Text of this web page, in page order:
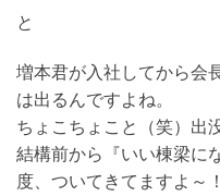
と
増本君が入社してから会
は出るんですよね。
ちょこちょこと（笑）出
結構前から『いい棟梁に
度、ついてきてますよ～！